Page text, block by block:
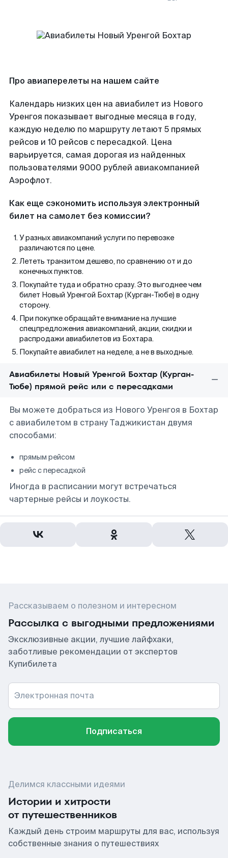
Про авиаперелеты на нашем сайте
Календарь низких цен на авиабилет из Нового
Уренгоя показывает выгодные месяца в году,
каждую неделю по маршруту летают 5 прямых
рейсов и 10 рейсов с пересадкой. Цена
варьируется, самая дорогая из найденных
пользователями 9000 рублей авиакомпанией
Аэрофлот.
Как еще сэкономить используя электронный
билет на самолет без комиссии?
У разных авиакомпаний услуги по перевозке
различаются по цене.
Лететь транзитом дешево, по сравнению от и до
конечных пунктов.
Покупайте туда и обратно сразу. Это выгоднее чем
билет Новый Уренгой Бохтар (Курган-Тюбе) в одну
сторону.
При покупке обращайте внимание на лучшие
спецпредложения авиакомпаний, акции, скидки и
распродажи авиабилетов из Бохтара.
Покупайте авиабилет на неделе, а не в выходные.
Авиабилеты Новый Уренгой Бохтар (Курган-
Тюбе) прямой рейс или с пересадками
Вы можете добраться из Нового Уренгоя в Бохтар
с авиабилетом в страну Таджикистан двумя
способами:
прямым рейсом
рейс с пересадкой
Иногда в расписании могут встречаться
чартерные рейсы и лоукосты.
Рассказываем о полезном и интересном
Рассылка с выгодными предложениями
Эксклюзивные акции, лучшие лайфхаки,
заботливые рекомендации от экспертов
Купибилета
Электронная почта
Подписаться
Делимся классными идеями
Истории и хитрости
от путешественников
Каждый день строим маршруты для вас, используя
собственные знания о путешествиях